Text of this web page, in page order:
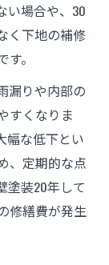
リスクと
対策法
判断しよう
由を徹底
しない判
チェック
い場合や、30
く下地の補修
。
漏りや内部の
すくなりま
幅な低下とい
、定期的な点
塗装20年して
修繕費が発生